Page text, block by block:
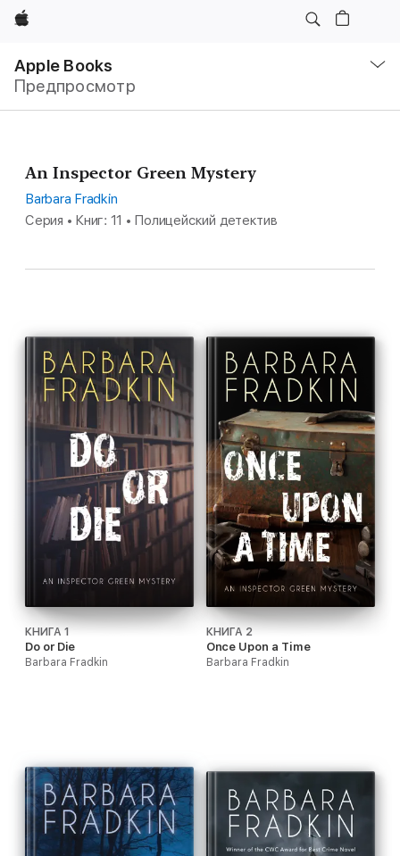
Apple
Apple Books
Предпросмотр
Открыть
меню
An Inspector Green Mystery
Barbara Fradkin
Серия • Книг: 11 • Полицейский детектив
КНИГА 1
Do or Die
Barbara Fradkin
КНИГА 2
Once Upon a Time
Barbara Fradkin